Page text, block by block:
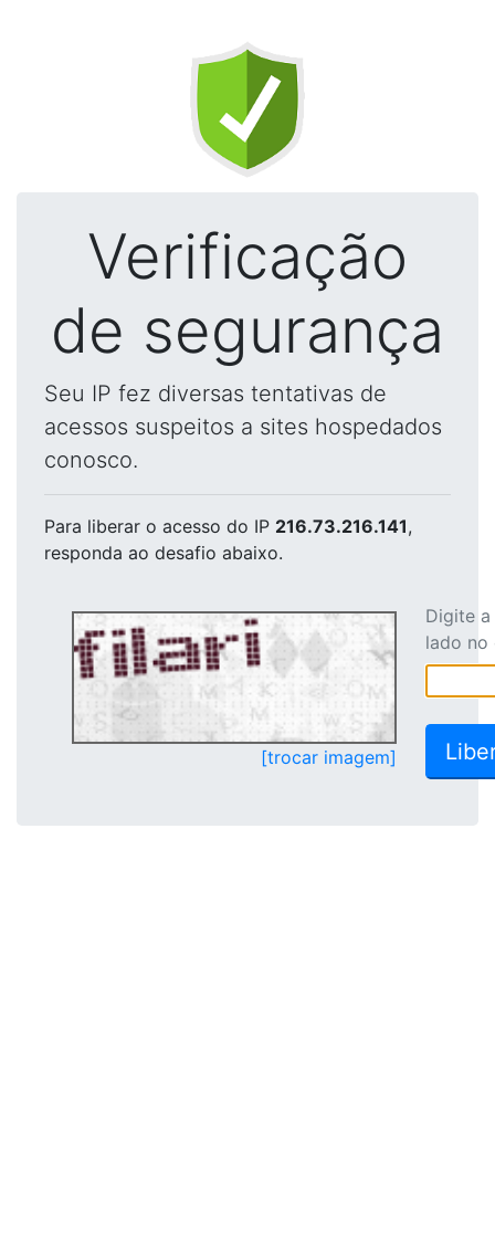
Verificação
de segurança
Seu IP fez diversas tentativas de
acessos suspeitos a sites hospedados
conosco.
Para liberar o acesso do IP 216.73.216.141,
responda ao desafio abaixo.
[trocar imagem]
Digite
lado no